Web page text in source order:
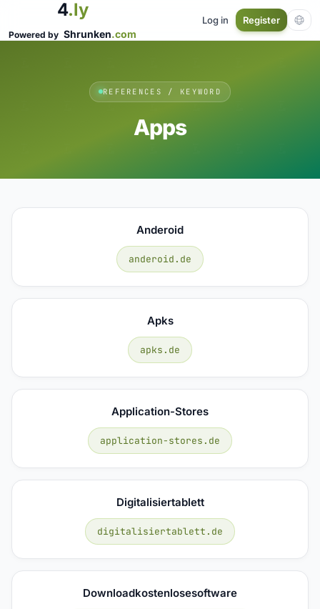
4.ly
Powered by Shrunken.com
Log in Register
REFERENCES / KEYWORD
Apps
Anderoid
anderoid.de
Apks
apks.de
Application-Stores
application-stores.de
Digitalisiertablett
digitalisiertablett.de
Downloadkostenlosesoftware